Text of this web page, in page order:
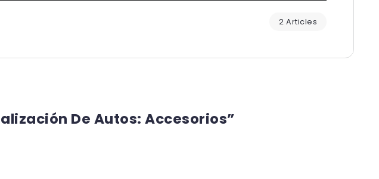
2 Articles
De Autos: Accesorios”